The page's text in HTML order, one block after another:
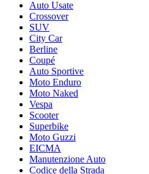
Auto Usate
Crossover
SUV
City Car
Berline
Coupé
Auto Sportive
Moto Enduro
Moto Naked
Vespa
Scooter
Superbike
Moto Guzzi
EICMA
Manutenzione Auto
Codice della Strada